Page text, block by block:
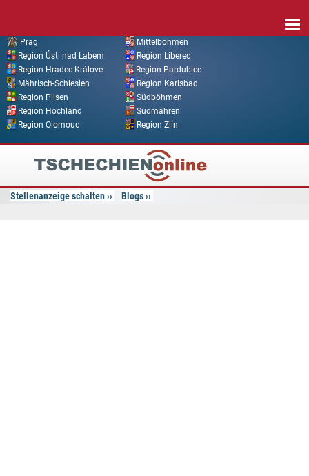
Prag
Mittelböhmen
Region Ústí nad Labem
Region Liberec
Region Hradec Králové
Region Pardubice
Mährisch-Schlesien
Region Karlsbad
Region Pilsen
Südböhmen
Region Hochland
Südmähren
Region Olomouc
Region Zlín
Tschechien
Online
Stellenanzeige schalten Blogs